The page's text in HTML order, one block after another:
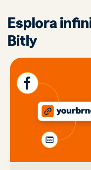
Esplora
Bitly